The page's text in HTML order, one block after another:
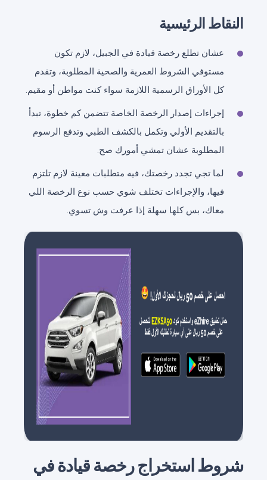
النقاط الرئيسية
عشان تطلع رخصة قيادة في الجبيل، لازم تكون
مستوفي الشروط العمرية والصحية المطلوبة، وتقدم
كل الأوراق الرسمية اللازمة سواء كنت مواطن أو مقيم.
إجراءات إصدار الرخصة الخاصة تتضمن كم خطوة، تبدأ
بالتقديم الأولي وتكمل بالكشف الطبي وتدفع الرسوم
المطلوبة عشان تمشي أمورك صح.
لما تجي تجدد رخصتك، فيه متطلبات معينة لازم تلتزم
فيها، والإجراءات تختلف شوي حسب نوع الرخصة اللي
معاك، بس كلها سهلة إذا عرفت وش تسوي.
شروط استخراج رخصة قيادة في